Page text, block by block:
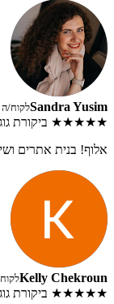
Sandra Yusimלקוח/
★★★★★ ביקורת
אלוף! בנית אתרים
Kelly Chekroun
★★★★★ ביקורת